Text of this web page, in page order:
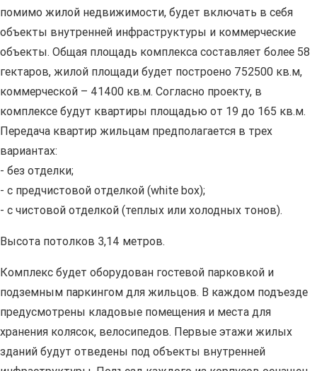
помимо жилой недвижимости, будет включать в себя
объекты внутренней инфраструктуры и коммерческие
объекты. Общая площадь комплекса составляет более 58
гектаров, жилой площади будет построено 752500 кв.м,
коммерческой – 41400 кв.м. Согласно проекту, в
комплексе будут квартиры площадью от 19 до 165 кв.м.
Передача квартир жильцам предполагается в трех
вариантах:
- без отделки;
- с предчистовой отделкой (white box);
- с чистовой отделкой (теплых или холодных тонов).
Высота потолков 3,14 метров.
Комплекс будет оборудован гостевой парковкой и
подземным паркингом для жильцов. В каждом подъезде
предусмотрены кладовые помещения и места для
хранения колясок, велосипедов. Первые этажи жилых
зданий будут отведены под объекты внутренней